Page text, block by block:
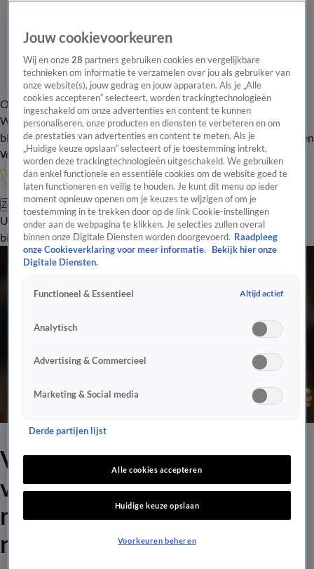
Overzicht Onze programma's Uitzendingen Onze gezichten
In de
WandelgangenInterviewsUitzending
bijwonenPodcastShopVeelgestelde vragenKijkersvraag insturen
Volg Vandaag Inside
Zoeken
UitzendingenVandaag InsideDe OranjezomerShopUitzending
bijwonen
Van Basten en Gullit hard
voor Virgil van Dijk: ‘Hij
maakt lawaai, maar zegt
niets’
Jouw cookievoorkeuren
Wij en onze28 partners gebruiken cookies en vergelijkbare
technieken om informatie te verzamelen over jou als gebruiker van
onze website(s), jouw gedrag en jouw apparaten. Als je „Alle
cookies accepteren” selecteert, worden trackingtechnologieën
ingeschakeld om onze advertenties en content te kunnen
personaliseren, onze producten en diensten te verbeteren en om
de prestaties van advertenties en content te meten. Als je
„Huidige keuze opslaan” selecteert of je toestemming intrekt,
worden deze trackingtechnologieën uitgeschakeld. We gebruiken
dan enkel functionele en essentiële cookies om de website goed te
laten functioneren en veilig te houden. Je kunt dit menu op ieder
moment opnieuw openen om je keuzes te wijzigen of om je
toestemming in te trekken door op de link Cookie-instellingen
onder aan de webpagina te klikken. Je selecties zullen overal
binnen onze Digitale Diensten worden doorgevoerd. Raadpleeg
onze Cookieverklaring voor meer informatie.
Bekijk hier onze
Digitale Diensten.
Functioneel & Essentieel Altijd actief
Analytisch
Advertising & Commercieel
Marketing & Social media
Derde partijen lijst
Alle cookies accepteren
Huidige keuze opslaan
Voorkeuren beheren